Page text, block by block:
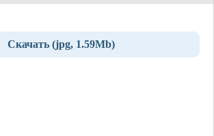
Скачать (jpg, 1.59Mb)